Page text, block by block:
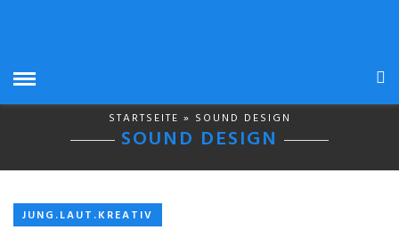
STARTSEITE » SOUND DESIGN
SOUND DESIGN
JUNG.LAUT.KREATIV